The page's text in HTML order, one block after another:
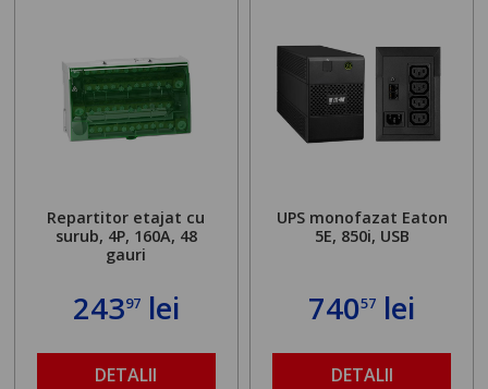
Repartitor etajat cu
surub, 4P, 160A, 48
gauri
24397lei
DETALII
UPS monofazat Eaton
5E, 850i, USB
74057 lei
DETALII